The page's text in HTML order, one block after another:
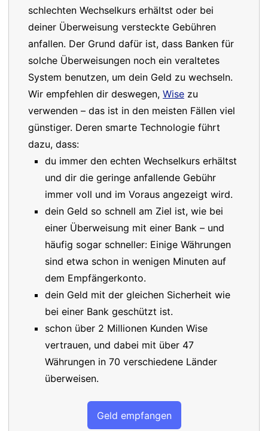
schlechten Wechselkurs erhältst oder bei
deiner Überweisung versteckte Gebühren
anfallen. Der Grund dafür ist, dass Banken für
solche Überweisungen noch ein veraltetes
System benutzen, um dein Geld zu wechseln.
Wir empfehlen dir deswegen, Wise zu
verwenden – das ist in den meisten Fällen viel
günstiger. Deren smarte Technologie führt
dazu, dass:
du immer den echten Wechselkurs erhältst
und dir die geringe anfallende Gebühr
immer voll und im Voraus angezeigt wird.
dein Geld so schnell am Ziel ist, wie bei
einer Überweisung mit einer Bank – und
häufig sogar schneller: Einige Währungen
sind etwa schon in wenigen Minuten auf
dem Empfängerkonto.
dein Geld mit der gleichen Sicherheit wie
bei einer Bank geschützt ist.
schon über 2 Millionen Kunden Wise
vertrauen, und dabei mit über 47
Währungen in 70 verschiedene Länder
überweisen.
Geld empfangen